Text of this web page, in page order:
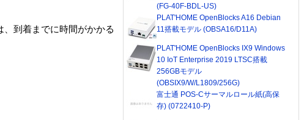
到着までに時間がかかる
(FG-40F-BDL-US)
PLAT'HOME OpenBlocks A16 Debian
11搭載モデル (OBSA16/D11A)
PLAT'HOME OpenBlocks IX9 Windows
10 IoT Enterprise 2019 LTSC搭載
256GBモデル
(OBSIX9/W/L1809/256G)
富士通 POS-Cサーマルロール紙(高保
存) (0722410-P)